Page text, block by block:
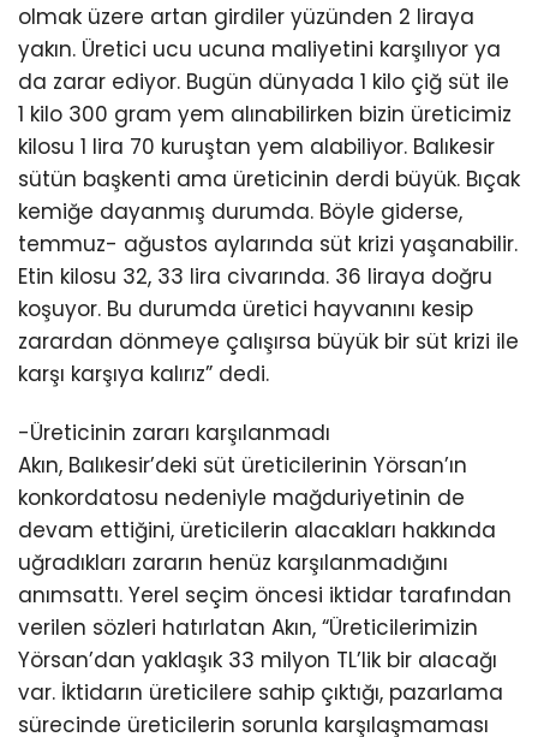
olmak üzere artan girdiler yüzünden 2 liraya
yakın. Üretici ucu ucuna maliyetini karşılıyor ya
da zarar ediyor. Bugün dünyada 1 kilo çiğ süt ile
1 kilo 300 gram yem alınabilirken bizin üreticimiz
kilosu 1 lira 70 kuruştan yem alabiliyor. Balıkesir
sütün başkenti ama üreticinin derdi büyük. Bıçak
kemiğe dayanmış durumda. Böyle giderse,
temmuz- ağustos aylarında süt krizi yaşanabilir.
Etin kilosu 32, 33 lira civarında. 36 liraya doğru
koşuyor. Bu durumda üretici hayvanını kesip
zarardan dönmeye çalışırsa büyük bir süt krizi ile
karşı karşıya kalırız” dedi.
-Üreticinin zararı karşılanmadı
Akın, Balıkesir’deki süt üreticilerinin Yörsan’ın
konkordatosu nedeniyle mağduriyetinin de
devam ettiğini, üreticilerin alacakları hakkında
uğradıkları zararın henüz karşılanmadığını
anımsattı. Yerel seçim öncesi iktidar tarafından
verilen sözleri hatırlatan Akın, “Üreticilerimizin
Yörsan’dan yaklaşık 33 milyon TL’lik bir alacağı
var. İktidarın üreticilere sahip çıktığı, pazarlama
sürecinde üreticilerin sorunla karşılaşmaması